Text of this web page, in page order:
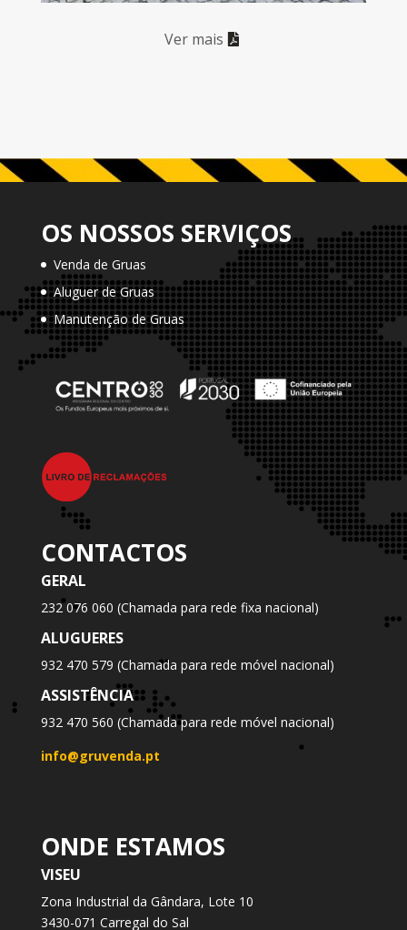
Ver mais
OS NOSSOS SERVIÇOS
Venda de Gruas
Aluguer de Gruas
Manutenção de Gruas
CONTACTOS
GERAL
232 076 060 (Chamada para rede fixa nacional)
ALUGUERES
932 470 579 (Chamada para rede móvel nacional)
ASSISTÊNCIA
932 470 560 (Chamada para rede móvel nacional)
info@gruvenda.pt
ONDE ESTAMOS
VISEU
Zona Industrial da Gândara, Lote 10
3430-071 Carregal do Sal